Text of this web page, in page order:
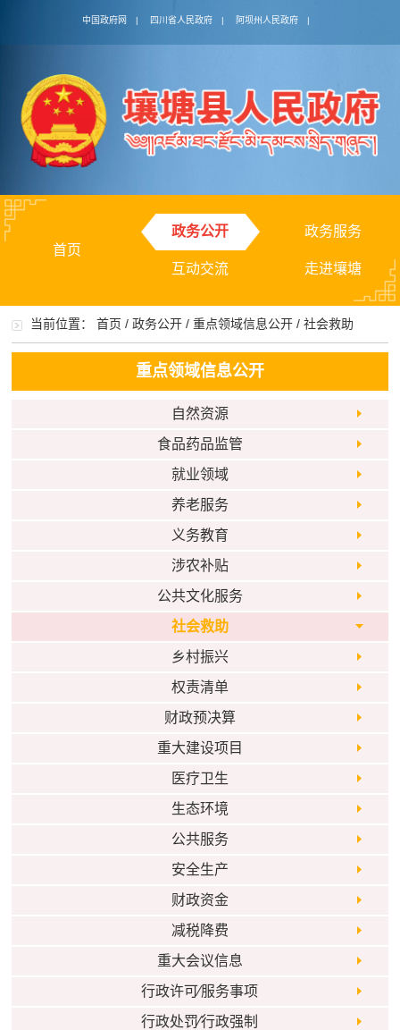
中国政府网 | 四川省人民政府 | 阿坝州人民政府 |
首页
政务公开 政务服务
互动交流 走进壤塘
当前位置：首页 /政务公开 /重点领域信息公开 /社会救助
重点领域信息公开
自然资源
食品药品监管
就业领域
养老服务
义务教育
涉农补贴
公共文化服务
社会救助
乡村振兴
权责清单
财政预决算
重大建设项目
医疗卫生
生态环境
公共服务
安全生产
财政资金
减税降费
重大会议信息
行政许可⁄服务事项
行政处罚⁄行政强制